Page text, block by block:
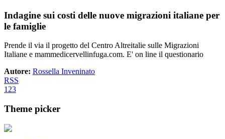
Indagine sui costi delle nuove migrazioni italiane per
le famiglie
Prende il via il progetto del Centro Altreitalie sulle Migrazioni
Italiane e mammedicervellinfuga.com. E' on line il questionario
Autore: Rossella Inveninato
RSS
123
Theme picker